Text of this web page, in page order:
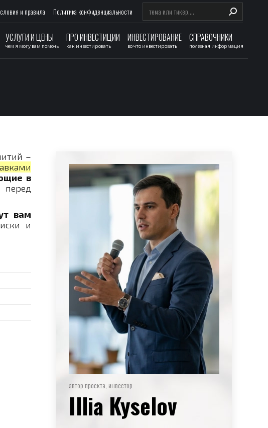
и правила Политика конфиденциальности
УСЛУГИ И ЦЕНЫ
чем я могу вам помочь
ПРО ИНВЕСТИЦИИ
как инвестировать
ИНВЕСТИРОВАНИЕ
во что инвестировать
СПРАВОЧНИКИ
полезная информация
–
в
перед
вам
и
автор проекта, инвестор
Illia Kyselov